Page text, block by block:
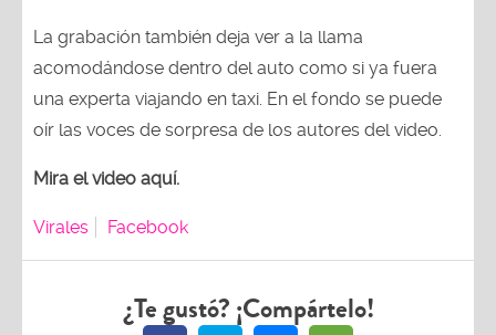
La grabación también deja ver a la llama
acomodándose dentro del auto como si ya fuera
una experta viajando en taxi. En el fondo se puede
oír las voces de sorpresa de los autores del video.
Mira el video aquí.
Virales Facebook
¿Te gustó? ¡Compártelo!